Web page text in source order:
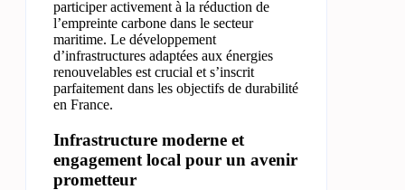
participer activement à la réduction de
l’empreinte carbone dans le secteur
maritime. Le développement
d’infrastructures adaptées aux énergies
renouvelables est crucial et s’inscrit
parfaitement dans les objectifs de durabilité
en France.
Infrastructure moderne et
engagement local pour un avenir
prometteur